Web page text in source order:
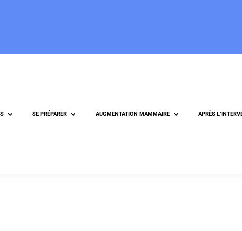
SE PRÉPARER AUGMENTATION MAMMAIRE APRÈS